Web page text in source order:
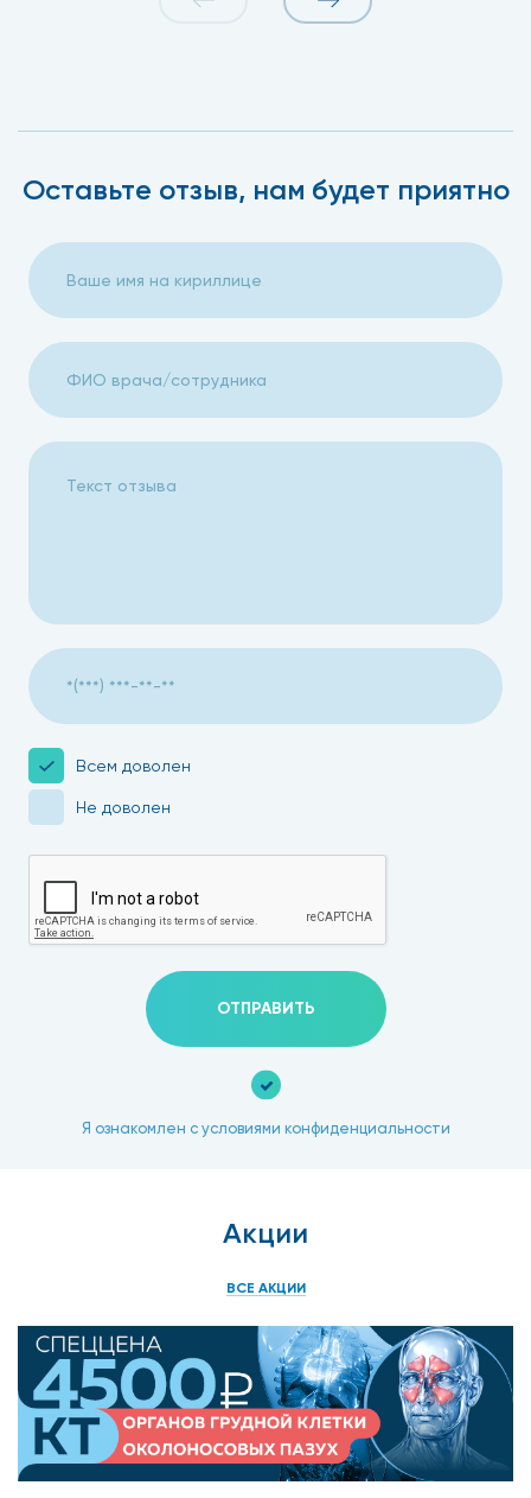
Оставьте отзыв, нам будет приятно
Всем доволен
Не доволен
ОТПРАВИТЬ
Я ознакомлен с условиями конфиденциальности
Акции
ВСЕ АКЦИИ